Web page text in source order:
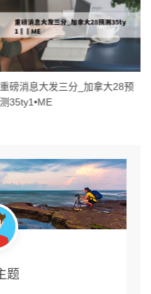
重磅消息大发三分_加拿大28预
测35ty1 •ME
题